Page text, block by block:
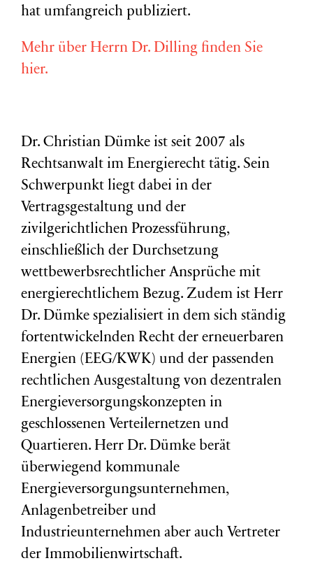
hat umfangreich publiziert.
Mehr über Herrn Dr. Dilling finden Sie
hier.
Dr. Christian Dümke ist seit 2007 als
Rechtsanwalt im Energierecht tätig. Sein
Schwerpunkt liegt dabei in der
Vertragsgestaltung und der
zivilgerichtlichen Prozessführung,
einschließlich der Durchsetzung
wettbewerbsrechtlicher Ansprüche mit
energierechtlichem Bezug. Zudem ist Herr
Dr. Dümke spezialisiert in dem sich ständig
fortentwickelnden Recht der erneuerbaren
Energien (EEG/KWK) und der passenden
rechtlichen Ausgestaltung von dezentralen
Energieversorgungskonzepten in
geschlossenen Verteilernetzen und
Quartieren. Herr Dr. Dümke berät
überwiegend kommunale
Energieversorgungsunternehmen,
Anlagenbetreiber und
Industrieunternehmen aber auch Vertreter
der Immobilienwirtschaft.